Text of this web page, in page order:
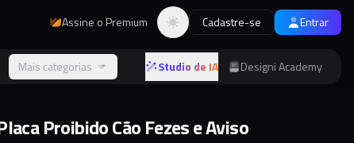
Assine o Premium Alternar tema
Cadastre-se Entrar
Mais categorias Studio de IA Designi Academy
Proibido Cão Fezes e Aviso